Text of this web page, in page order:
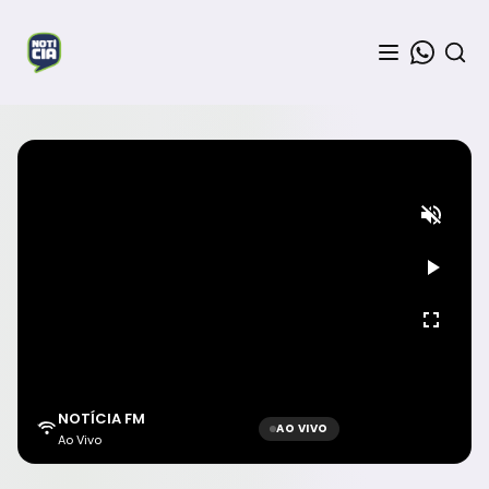
NOTÍCIA FM
Ao Vivo
AO VIVO